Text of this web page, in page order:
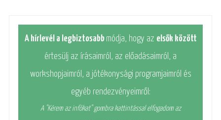
A hírlevél a legbiztosabb módja, hogy az elsők között
értesülj az írásaimról, az előadásaimról, a
workshopjaimról, a jótékonysági programjaimról és
egyéb rendezvényeimről:
A "Kérem az infókat" gombra kattintással elfogadom az